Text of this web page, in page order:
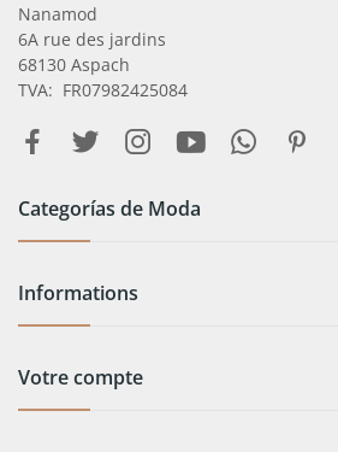
Nanamod
6A rue des jardins
68130 Aspach
TVA: FR07982425084
Categorías de Moda
Informations
Votre compte